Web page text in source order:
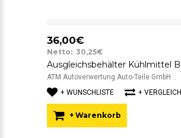
36,00€
Netto: 30,25€
ATM Autoverwertung Auto-Teile GmbH ..
+ WUNSCHLISTE
+ VERGLEICH
+ Warenkorb